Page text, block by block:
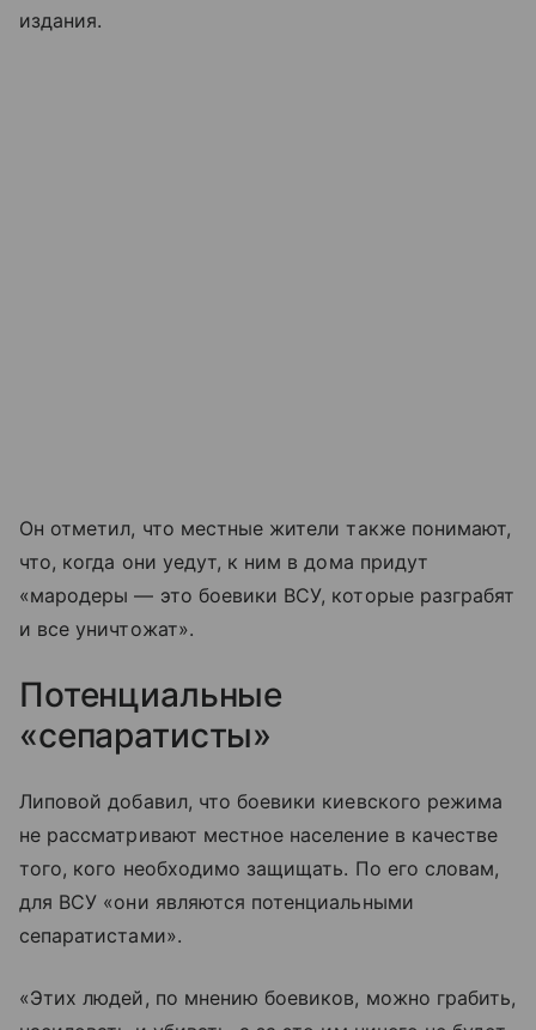
издания.
Он отметил, что местные жители также понимают,
что, когда они уедут, к ним в дома придут
«мародеры — это боевики ВСУ, которые разграбят
и все уничтожат».
Потенциальные
«сепаратисты»
Липовой добавил, что боевики киевского режима
не рассматривают местное население в качестве
того, кого необходимо защищать. По его словам,
для ВСУ «они являются потенциальными
сепаратистами».
«Этих людей, по мнению боевиков, можно грабить,